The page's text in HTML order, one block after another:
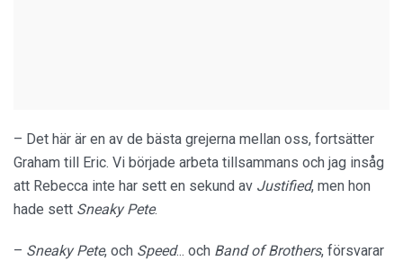
– Det här är en av de bästa grejerna mellan oss, fortsätter
Graham till Eric. Vi började arbeta tillsammans och jag insåg
att Rebecca inte har sett en sekund av Justified, men hon
hade sett Sneaky Pete.
– Sneaky Pete, och Speed... och Band of Brothers, försvarar